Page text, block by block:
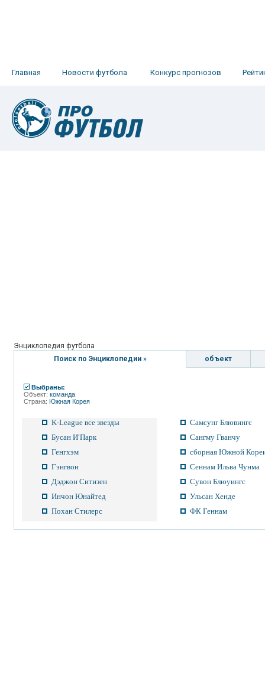
Главная Новости футбола Конкурс прогнозов
Энциклопедия футбола
Поиск по Энциклопедии »
объект
Выбраны:
Объект: команда
Страна: Южная Корея
K-League все звезды
Бусан И′Парк
Генгхэм
Гэнгвон
Дэджон Ситизен
Инчон Юнайтед
Похан Стилерс
Самсунг Блювингс
Сангму Гванчу
сборная Южной
Сеннам Ильва Чунма
Сувон Блюуингс
Ульсан Хенде
ФК Геннам